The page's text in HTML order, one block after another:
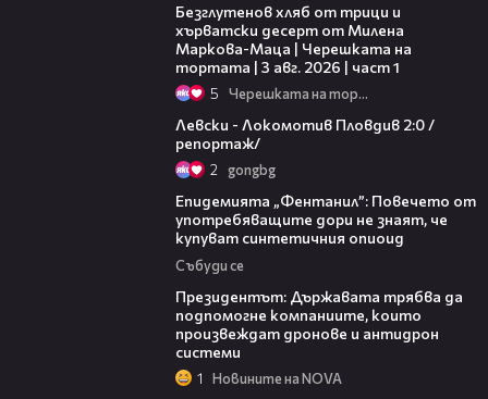
Безглутенов хляб от трици и
хърватски десерт от Милена
Маркова-Маца | Черешката на
тортата | 3 авг. 2026 | част 1
5 Черешката на тортата
Левски - Локомотив Пловдив 2:0 /
репортаж/
2 gongbg
Епидемията „Фентанил”: Повечето от
употребяващите дори не знаят, че
купуват синтетичния опиоид
Събуди се
Президентът: Държавата трябва да
подпомогне компаниите, които
произвеждат дронове и антидрон
системи
1 Новините на NOVA